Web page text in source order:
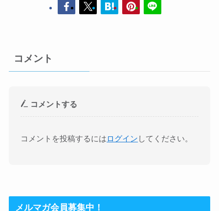
コメント
コメントする
コメントを投稿するには ログイン してください。
メルマガ会員募集中！